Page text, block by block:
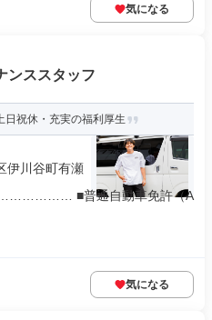
気になる
ンススタッフ
日祝休・充実の福利厚生
伊川谷町有瀬
……………… ■普通自動車免許（A
気になる